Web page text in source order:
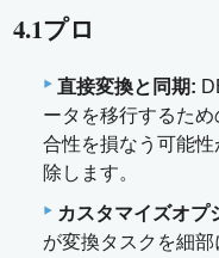
4.1プロ
直接変換と同期:
ータを移行するた
合性を損なう可能
除します。
カスタマイズオプ
が変換タスクを細